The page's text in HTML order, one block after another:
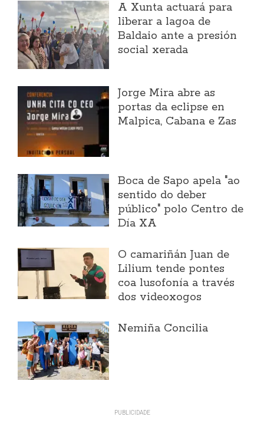
A Xunta actuará para
liberar a lagoa de
Baldaio ante a presión
social xerada
Jorge Mira abre as
portas da eclipse en
Malpica, Cabana e Zas
Boca de Sapo apela "ao
sentido do deber
público" polo Centro de
Día XA
O camariñán Juan de
Lilium tende pontes
coa lusofonía a través
dos videoxogos
Nemiña Concilia